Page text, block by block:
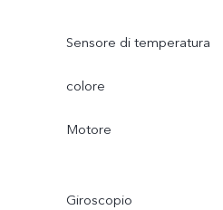
Sensore di temperatura
colore
Motore
Giroscopio